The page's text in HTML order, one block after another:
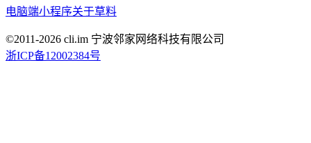
电脑端小程序关于草料
©2011-2026 cli.im 宁波邻家网络科技有限公司
浙ICP备12002384号